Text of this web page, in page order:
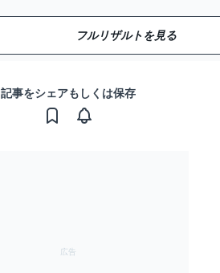
フルリザルトを見る
記事をシェアもしくは保存